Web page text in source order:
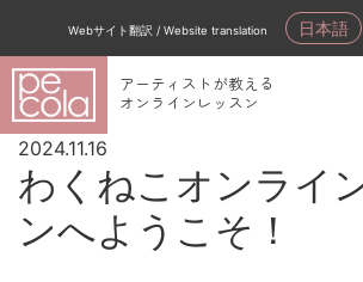
Webサイト翻訳 / Website translation 日本語
アーティストが教える
オンラインレッスン
2024.11.16
わくねこオンライ
ンへようこそ！